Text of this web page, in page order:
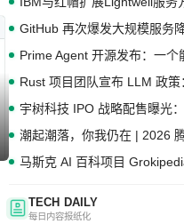
GitHub 再次爆发大规模服务
潮起潮落，你我仍在 | 2026
马斯克 AI 百科项目
TECH DAILY
每日内容报纸化